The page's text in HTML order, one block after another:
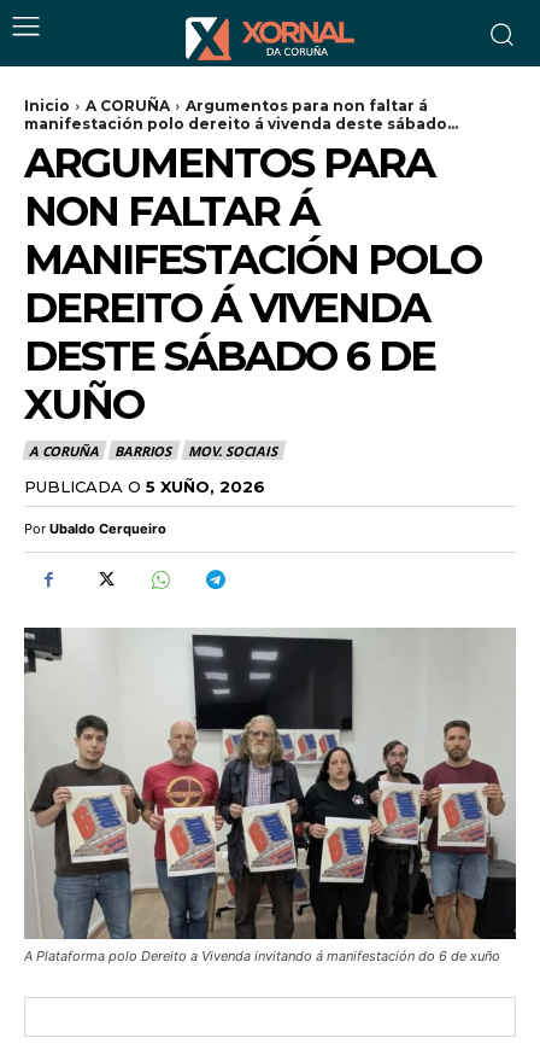
Inicio A CORUÑA
Argumentos para non faltar á
manifestación polo dereito á vivenda deste sábado...
ARGUMENTOS PARA
NON FALTAR Á
MANIFESTACIÓN POLO
DEREITO Á VIVENDA
DESTE SÁBADO 6 DE
XUÑO
A CORUÑA BARRIOS MOV. SOCIAIS
PUBLICADA O 5 XUÑO, 2026
Por Ubaldo Cerqueiro
A Plataforma polo Dereito a Vivenda invitando á manifestación do 6 de xuño